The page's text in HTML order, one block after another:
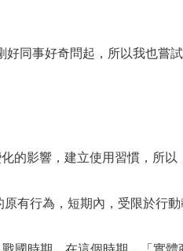
同事好奇問起，所以我也嘗
的影響，建立使用習慣，所
有行為，短期內，受限於行